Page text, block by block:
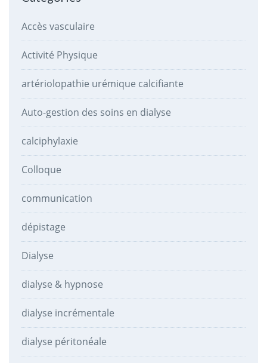
Accès vasculaire
Activité Physique
artériolopathie urémique calcifiante
Auto-gestion des soins en dialyse
calciphylaxie
Colloque
communication
dépistage
Dialyse
dialyse & hypnose
dialyse incrémentale
dialyse péritonéale